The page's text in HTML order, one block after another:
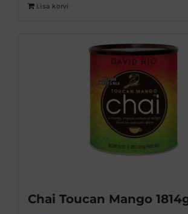
€14,50.
Lisa korvi
Chai Toucan Mango